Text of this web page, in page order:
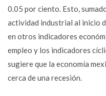
0.05 por ciento. Esto,
actividad industrial al inicio
en otros indicadores
empleo y los indicadores
sugiere que la economía
cerca de una recesión.